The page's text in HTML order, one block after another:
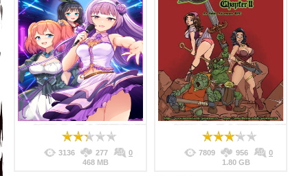
3136 277
0
468 MB
7809 956
0
1.80 GB